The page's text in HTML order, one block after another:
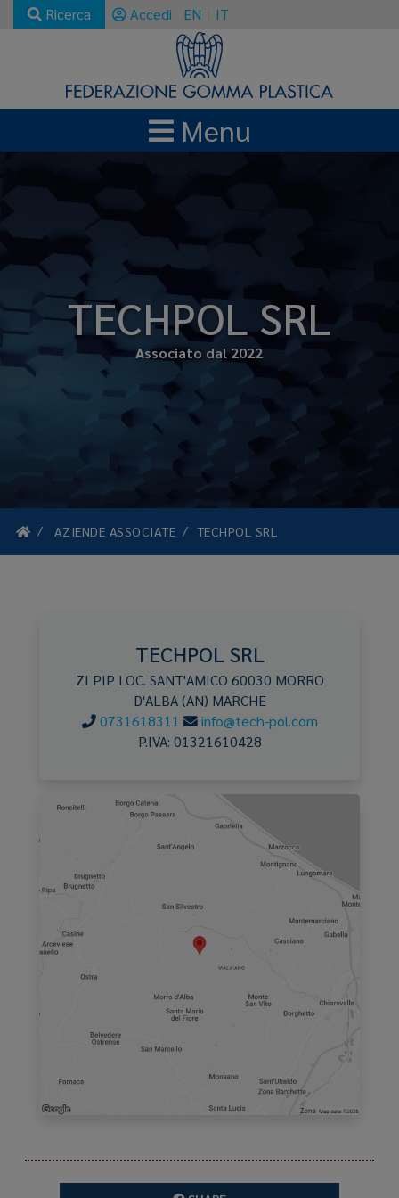
Ricerca Accedi EN IT
Menu
TECHPOL SRL
Associato dal 2022
AZIENDE ASSOCIATE TECHPOL SRL
TECHPOL SRL
ZI PIP LOC. SANT'AMICO 60030 MORRO
D'ALBA (AN) MARCHE
0731618311
info@tech-pol.com
P.IVA: 01321610428